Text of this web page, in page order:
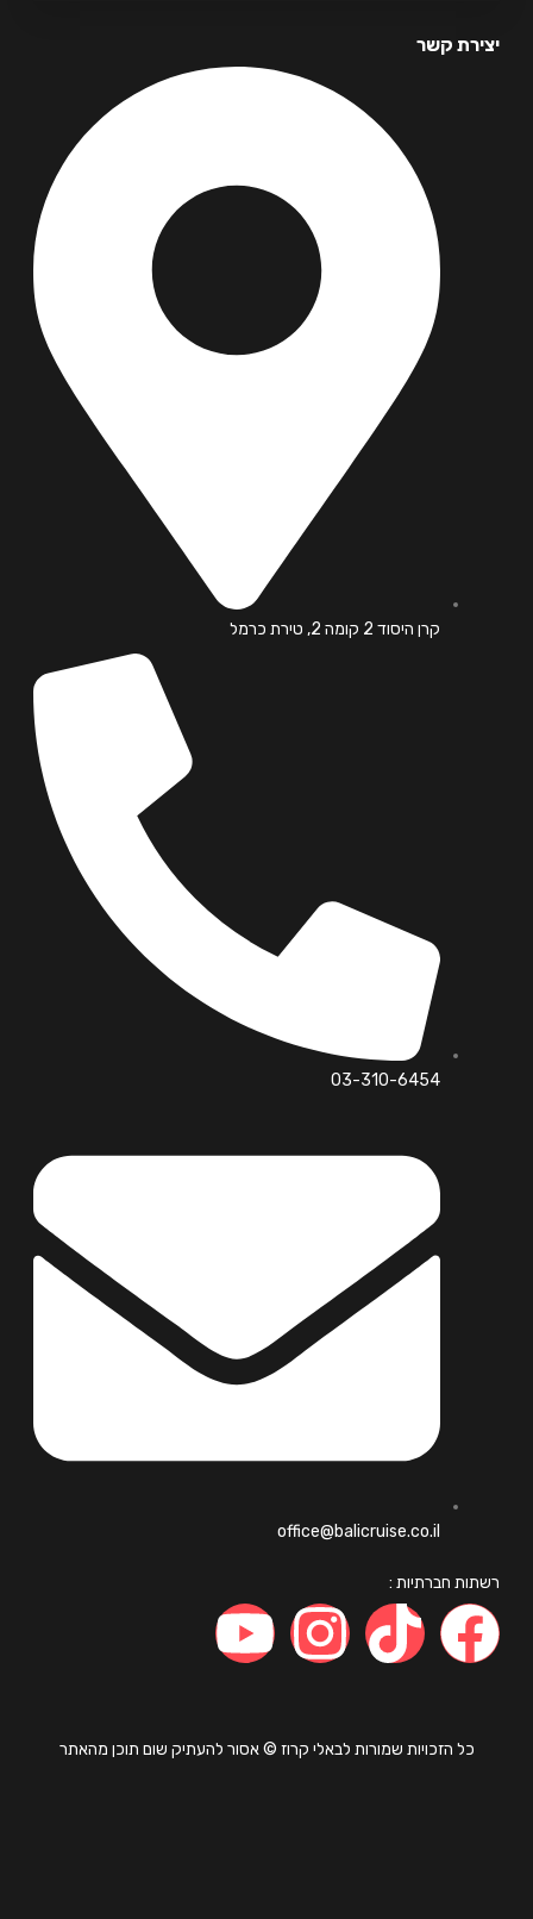
קשר
קרן היסוד 2 קומה 2, טירת כרמל
03-310-6454
office@balicruise.co.il
חברתיות :
כל הזכויות שמורות לבאלי קרוז © אסור להעתיק שום תוכן מהאתר